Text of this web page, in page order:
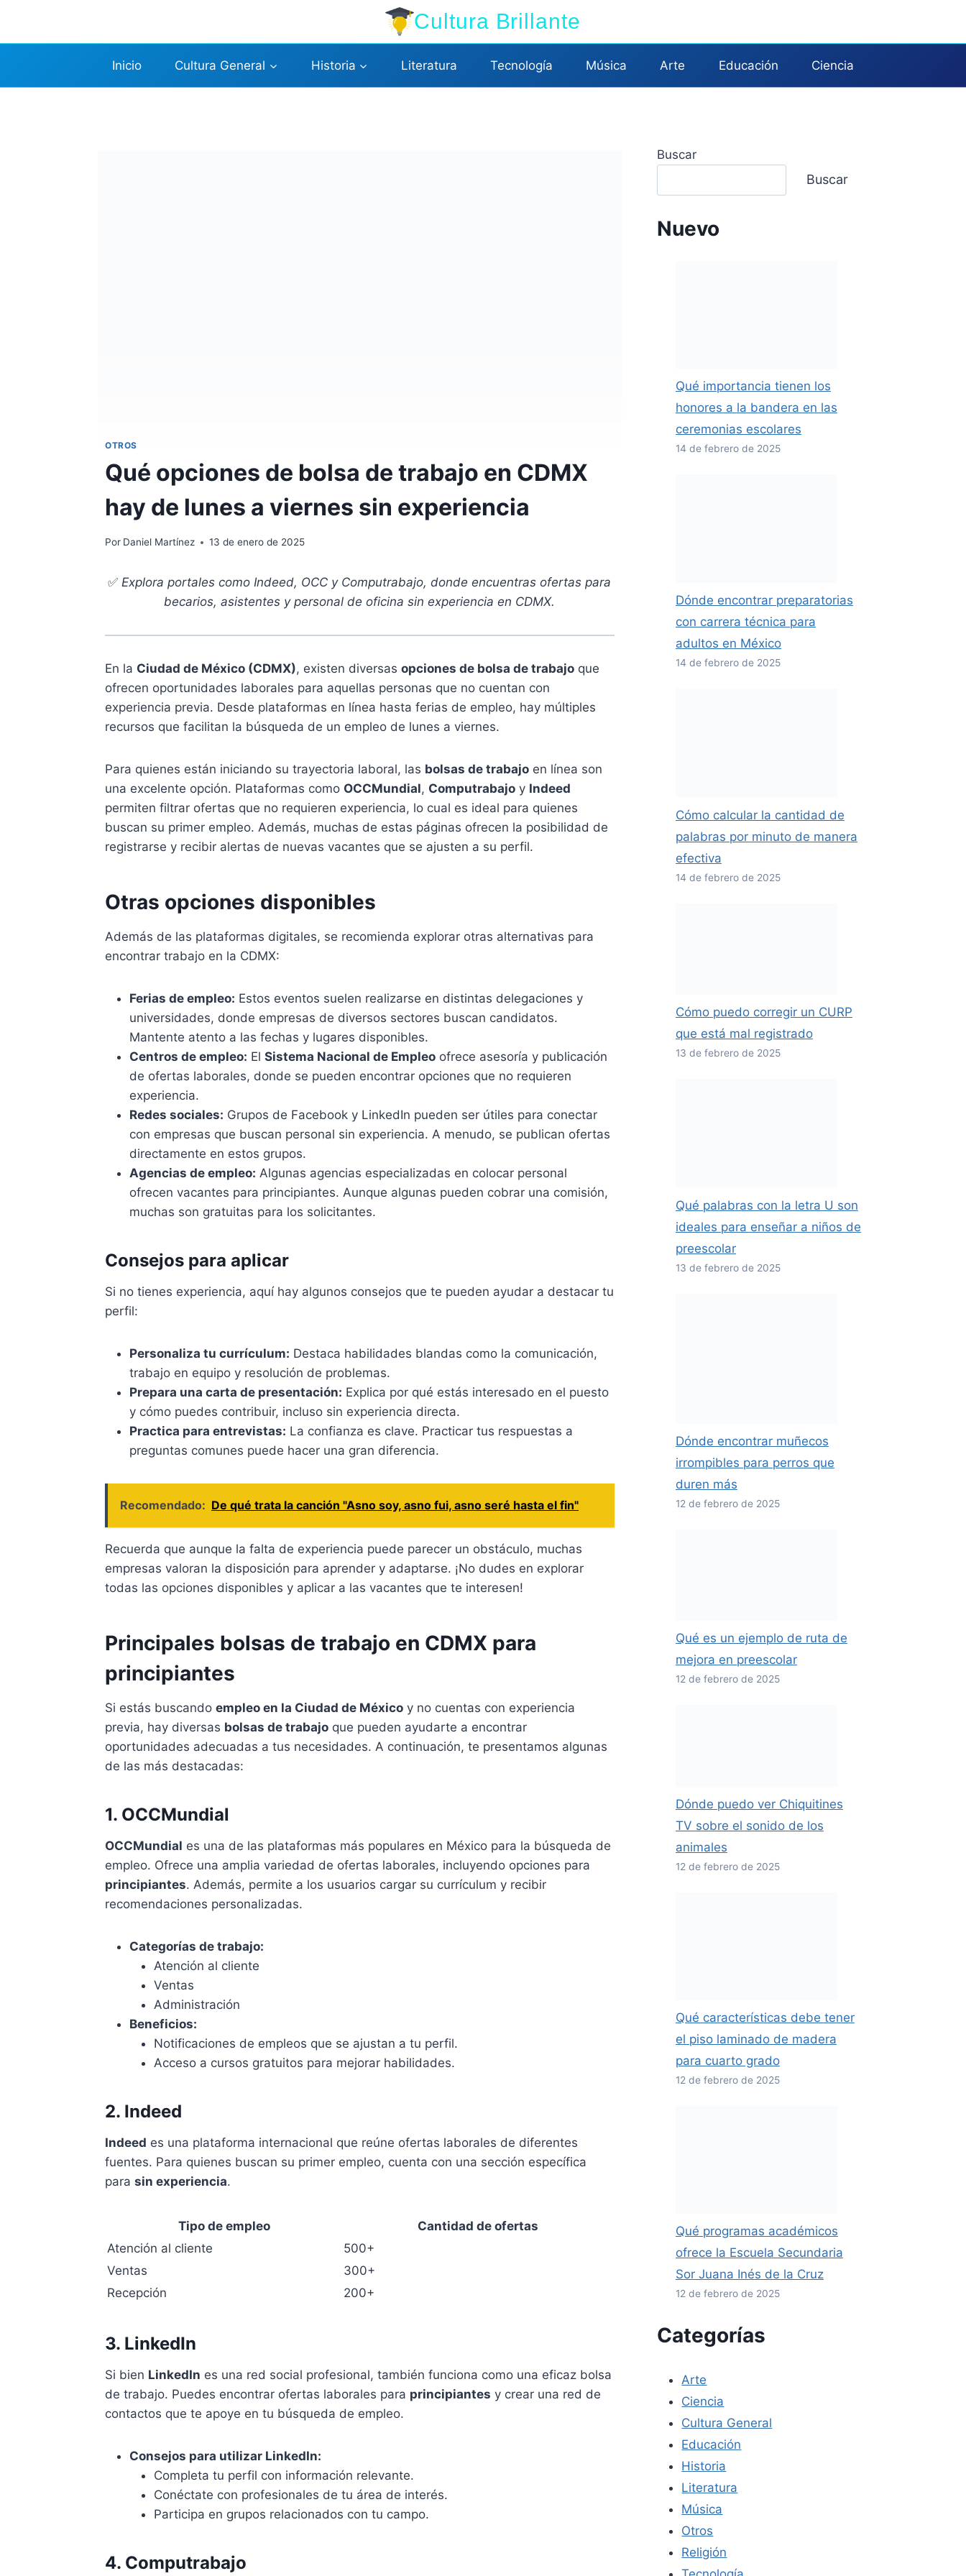
contenido
Cultura Brillante
Inicio Cultura General Historia Literatura Tecnología Música Arte Educación Ciencia
OTROS
Qué opciones de bolsa de trabajo en CDMX
hay de lunes a viernes sin experiencia
Por Daniel Martínez 13 de enero de 2025
✅Explora portales como Indeed, OCC y Computrabajo, donde encuentras ofertas para
becarios, asistentes y personal de oficina sin experiencia en CDMX.
En la Ciudad de México (CDMX), existen diversas opciones de bolsa de trabajo que
ofrecen oportunidades laborales para aquellas personas que no cuentan con
experiencia previa. Desde plataformas en línea hasta ferias de empleo, hay múltiples
recursos que facilitan la búsqueda de un empleo de lunes a viernes.
Para quienes están iniciando su trayectoria laboral, las bolsas de trabajo en línea son
una excelente opción. Plataformas como OCCMundial, Computrabajo y Indeed
permiten filtrar ofertas que no requieren experiencia, lo cual es ideal para quienes
buscan su primer empleo. Además, muchas de estas páginas ofrecen la posibilidad de
registrarse y recibir alertas de nuevas vacantes que se ajusten a su perfil.
Otras opciones disponibles
Además de las plataformas digitales, se recomienda explorar otras alternativas para
encontrar trabajo en la CDMX:
Ferias de empleo: Estos eventos suelen realizarse en distintas delegaciones y
universidades, donde empresas de diversos sectores buscan candidatos.
Mantente atento a las fechas y lugares disponibles.
Centros de empleo: El Sistema Nacional de Empleo ofrece asesoría y publicación
de ofertas laborales, donde se pueden encontrar opciones que no requieren
experiencia.
Redes sociales: Grupos de Facebook y LinkedIn pueden ser útiles para conectar
con empresas que buscan personal sin experiencia. A menudo, se publican ofertas
directamente en estos grupos.
Agencias de empleo: Algunas agencias especializadas en colocar personal
ofrecen vacantes para principiantes. Aunque algunas pueden cobrar una comisión,
muchas son gratuitas para los solicitantes.
Consejos para aplicar
Si no tienes experiencia, aquí hay algunos consejos que te pueden ayudar a destacar tu
perfil:
Personaliza tu currículum: Destaca habilidades blandas como la comunicación,
trabajo en equipo y resolución de problemas.
Prepara una carta de presentación: Explica por qué estás interesado en el puesto
y cómo puedes contribuir, incluso sin experiencia directa.
Practica para entrevistas: La confianza es clave. Practicar tus respuestas a
preguntas comunes puede hacer una gran diferencia.
Recomendado: De qué trata la canción "Asno soy, asno fui, asno seré hasta el fin"
Recuerda que aunque la falta de experiencia puede parecer un obstáculo, muchas
empresas valoran la disposición para aprender y adaptarse. ¡No dudes en explorar
todas las opciones disponibles y aplicar a las vacantes que te interesen!
Principales bolsas de trabajo en CDMX para
principiantes
Si estás buscando empleo en la Ciudad de México y no cuentas con experiencia
previa, hay diversas bolsas de trabajo que pueden ayudarte a encontrar
oportunidades adecuadas a tus necesidades. A continuación, te presentamos algunas
de las más destacadas:
1. OCCMundial
OCCMundial es una de las plataformas más populares en México para la búsqueda de
empleo. Ofrece una amplia variedad de ofertas laborales, incluyendo opciones para
principiantes. Además, permite a los usuarios cargar su currículum y recibir
recomendaciones personalizadas.
Categorías de trabajo:
Atención al cliente
Ventas
Administración
Beneficios:
Notificaciones de empleos que se ajustan a tu perfil.
Acceso a cursos gratuitos para mejorar habilidades.
2. Indeed
Indeed es una plataforma internacional que reúne ofertas laborales de diferentes
fuentes. Para quienes buscan su primer empleo, cuenta con una sección específica
para sin experiencia.
Tipo de empleo
Cantidad de ofertas
Atención al cliente
500+
Ventas
300+
Recepción
200+
3. LinkedIn
Si bien LinkedIn es una red social profesional, también funciona como una eficaz bolsa
de trabajo. Puedes encontrar ofertas laborales para principiantes y crear una red de
contactos que te apoye en tu búsqueda de empleo.
Consejos para utilizar LinkedIn:
Completa tu perfil con información relevante.
Conéctate con profesionales de tu área de interés.
Participa en grupos relacionados con tu campo.
4. Computrabajo
Buscar
Buscar
Nuevo
Qué importancia tienen los
honores a la bandera en las
ceremonias escolares
14 de febrero de 2025
Dónde encontrar preparatorias
con carrera técnica para
adultos en México
14 de febrero de 2025
Cómo calcular la cantidad de
palabras por minuto de manera
efectiva
14 de febrero de 2025
Cómo puedo corregir un CURP
que está mal registrado
13 de febrero de 2025
Qué palabras con la letra U son
ideales para enseñar a niños de
preescolar
13 de febrero de 2025
Dónde encontrar muñecos
irrompibles para perros que
duren más
12 de febrero de 2025
Qué es un ejemplo de ruta de
mejora en preescolar
12 de febrero de 2025
Dónde puedo ver Chiquitines
TV sobre el sonido de los
animales
12 de febrero de 2025
Qué características debe tener
el piso laminado de madera
para cuarto grado
12 de febrero de 2025
Qué programas académicos
ofrece la Escuela Secundaria
Sor Juana Inés de la Cruz
12 de febrero de 2025
Categorías
Arte
Ciencia
Cultura General
Educación
Historia
Literatura
Música
Otros
Religión